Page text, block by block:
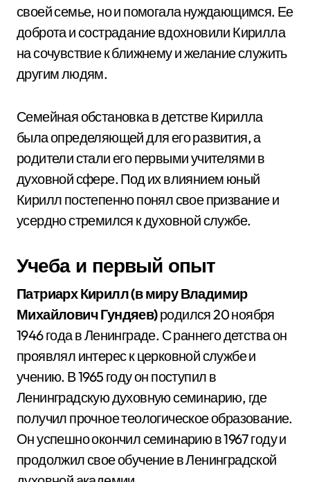
своей семье, но и помогала нуждающимся. Ее
доброта и сострадание вдохновили Кирилла
на сочувствие к ближнему и желание служить
другим людям.
Семейная обстановка в детстве Кирилла
была определяющей для его развития, а
родители стали его первыми учителями в
духовной сфере. Под их влиянием юный
Кирилл постепенно понял свое призвание и
усердно стремился к духовной службе.
Учеба и первый опыт
Патриарх Кирилл (в миру Владимир
Михайлович Гундяев)родился 20 ноября
1946 года в Ленинграде. С раннего детства он
проявлял интерес к церковной службе и
учению. В 1965 году он поступил в
Ленинградскую духовную семинарию, где
получил прочное теологическое образование.
Он успешно окончил семинарию в 1967 году и
продолжил свое обучение в Ленинградской